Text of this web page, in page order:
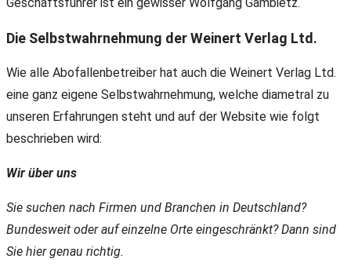
Die Selbstwahrnehmung der Weinert Verlag Ltd.
Wie alle Abofallenbetreiber hat auch die Weinert Verlag Ltd.
eine ganz eigene Selbstwahrnehmung, welche diametral zu
unseren Erfahrungen steht und auf der Website wie folgt
beschrieben wird:
Wir über uns
Sie suchen nach Firmen und Branchen in Deutschland?
Bundesweit oder auf einzelne Orte eingeschränkt? Dann sind
Sie hier genau richtig.